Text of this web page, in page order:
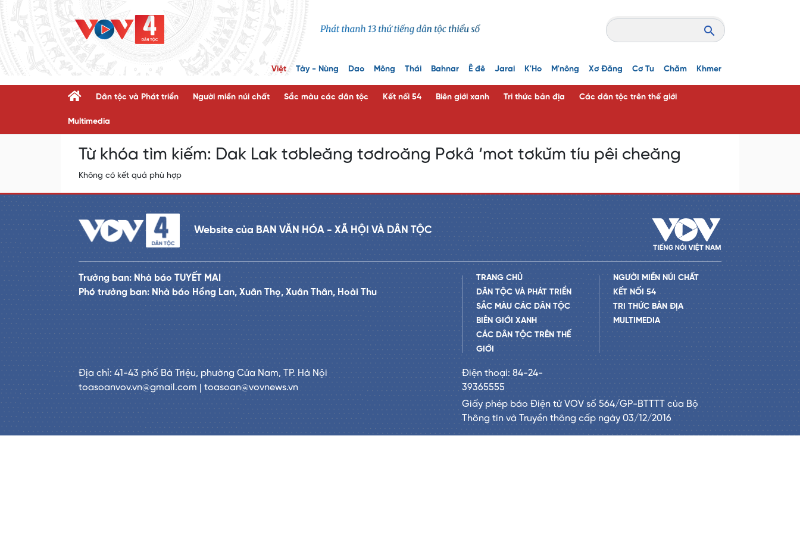
Việt Tày - Nùng Dao Mông Thái Bahnar Ê đê Jarai K'Ho M'nông Xơ Đăng Cơ Tu Chăm Khmer
Dân tộc và Phát triển Người miền núi chất Sắc màu các dân tộc Kết nối 54 Biên giới xanh Tri thức bản địa Các dân tộc trên thế giới
Multimedia
Từ khóa tìm kiếm: Dak Lak tơbleăng tơdroăng Pơkâ ‘mot tơkŭm tíu pêi cheăng
Không có kết quả phù hợp
Website của BAN VĂN HÓA - XÃ HỘI VÀ DÂN TỘC
Trưởng ban: Nhà báo TUYẾT MAI
Phó trưởng ban: Nhà báo Hồng Lan, Xuân Thọ, Xuân Thân, Hoài Thu
TRANG CHỦ
DÂN TỘC VÀ PHÁT TRIỂN
SẮC MÀU CÁC DÂN TỘC
BIÊN GIỚI XANH
CÁC DÂN TỘC TRÊN THẾ
GIỚI
NGƯỜI MIỀN NÚI CHẤT
KẾT NỐI 54
TRI THỨC BẢN ĐỊA
MULTIMEDIA
Địa chỉ: 41-43 phố Bà Triệu, phường Cửa Nam, TP. Hà Nội
toasoanvov.vn@gmail.com | toasoan@vovnews.vn
Điện thoại: 84-24-
39365555
Giấy phép báo Điện tử VOV số 564/GP-BTTTT của Bộ
Thông tin và Truyền thông cấp ngày 03/12/2016